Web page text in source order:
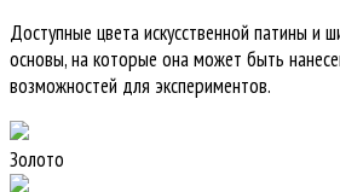
Доступные цвета искусственной патины и
основы, на которые она может быть
возможностей для экспериментов.
Золото